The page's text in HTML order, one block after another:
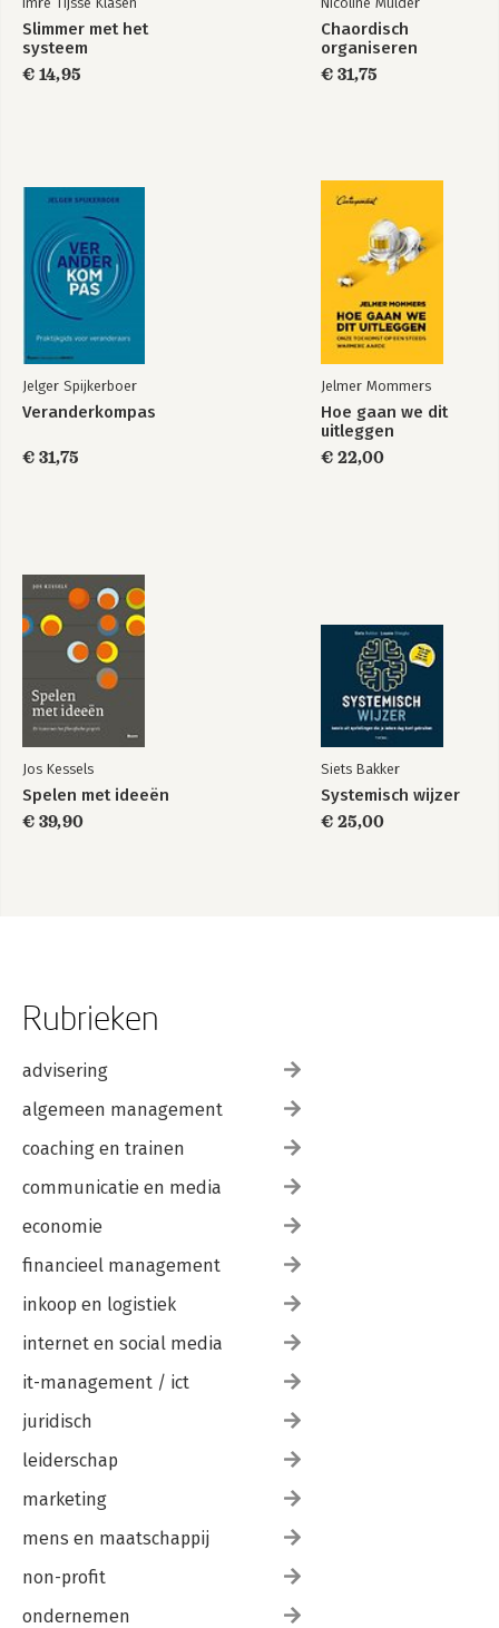
Bekijk alle boeken
Slimmer met het
systeem
€ 14,95
Chaordisch
organiseren
€ 31,75
Jelger Spijkerboer
Veranderkompas
€ 31,75
Jelmer Mommers
Hoe gaan we dit
uitleggen
€ 22,00
Jos Kessels
Spelen met ideeën
€ 39,90
Siets Bakker
Systemisch wijzer
€ 25,00
Rubrieken
advisering
algemeen management
coaching en trainen
communicatie en media
economie
financieel management
inkoop en logistiek
internet en social media
it-management / ict
juridisch
leiderschap
marketing
mens en maatschappij
non-profit
ondernemen